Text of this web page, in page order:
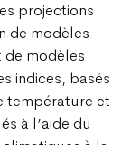
projections
de modèles
de modèles
indices, basés
température et
à l’aide du